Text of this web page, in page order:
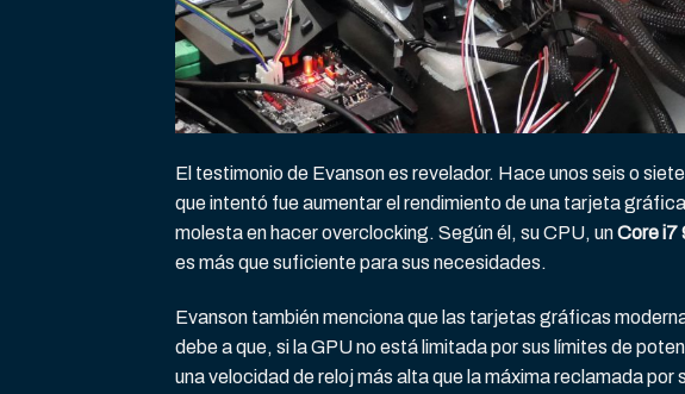
El testimonio de Evanson es revelador. Hace unos seis o
que intentó fue aumentar el rendimiento de una tarjeta gráfica
molesta en hacer overclocking. Según él, su CPU, unCore i7
es más que suficiente para sus necesidades.
Evanson también menciona que las tarjetas gráficas
debe a que, si la GPU no está limitada por sus límites de
una velocidad de reloj más alta que la máxima reclamada por